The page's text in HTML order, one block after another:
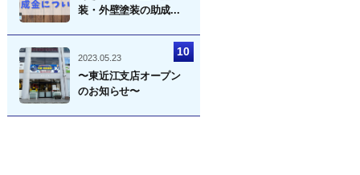
装・外壁塗装の助成...
2023.05.23
〜東近江支店オープン
のお知らせ〜